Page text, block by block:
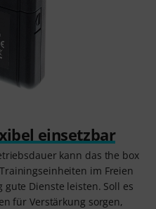
einsetzbar
kann das the box
im Freien
Dienste leisten. Soll es
für Verstärkung sorgen,